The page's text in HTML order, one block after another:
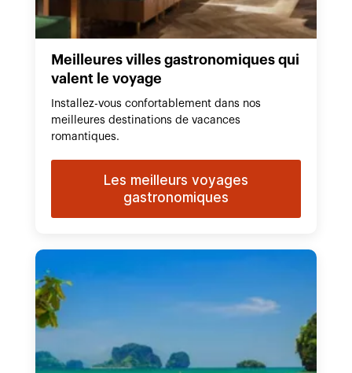
Meilleures villes gastronomiques qui
valent le voyage
Installez-vous confortablement dans nos
meilleures destinations de vacances
romantiques.
Les meilleurs voyages
gastronomiques